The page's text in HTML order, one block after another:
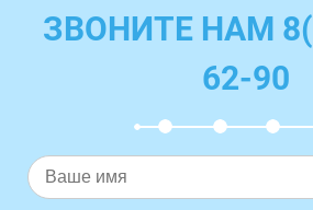
ЗВОНИТЕ НАМ
62-90